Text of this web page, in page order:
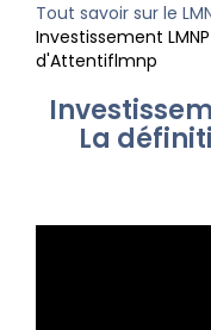
Tout savoir sur le
Investissement
d'Attentiflmnp
La